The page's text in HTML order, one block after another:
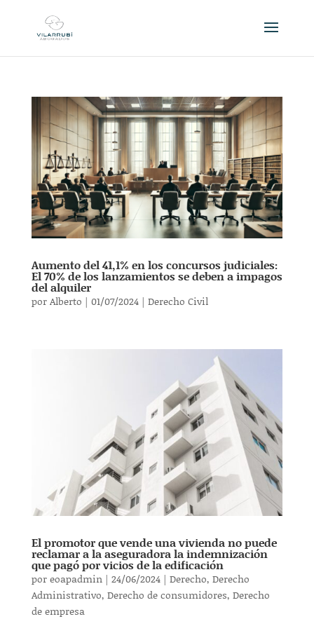
Aumento del 41,1% en los concursos judiciales:
El 70% de los lanzamientos se deben a impagos
del alquiler
porAlberto | 01/07/2024| Derecho Civil
El promotor que vende una vivienda no puede
reclamar a la aseguradora la indemnización
que pagó por vicios de la edificación
poreoapadmin| 24/06/2024| Derecho, Derecho
Administrativo, Derecho de consumidores, Derecho
de empresa